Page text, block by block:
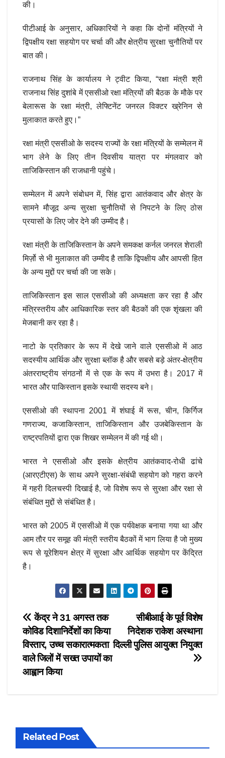
की।
पीटीआई के अनुसार, अधिकारियों ने कहा कि दोनों मंत्रियों ने
द्विपक्षीय रक्षा सहयोग पर चर्चा की और क्षेत्रीय सुरक्षा चुनौतियों पर
बात की।
राजनाथ सिंह के कार्यालय ने ट्वीट किया, “रक्षा मंत्री श्री
राजनाथ सिंह दुशांबे में एससीओ रक्षा मंत्रियों की बैठक के मौके पर
बेलारूस के रक्षा मंत्री, लेफ्टिनेंट जनरल विक्टर ख्रेनिन से
मुलाकात करते हुए।”
रक्षा मंत्री एससीओ के सदस्य राज्यों के रक्षा मंत्रियों के सम्मेलन में
भाग लेने के लिए तीन दिवसीय यात्रा पर मंगलवार को
ताजिकिस्तान की राजधानी पहुंचे।
सम्मेलन में अपने संबोधन में, सिंह द्वारा आतंकवाद और क्षेत्र के
सामने मौजूद अन्य सुरक्षा चुनौतियों से निपटने के लिए ठोस
प्रयासों के लिए जोर देने की उम्मीद है।
रक्षा मंत्री के ताजिकिस्तान के अपने समकक्ष कर्नल जनरल शेराली
मिर्ज़ो से भी मुलाकात की उम्मीद है ताकि द्विपक्षीय और आपसी हित
के अन्य मुद्दों पर चर्चा की जा सके।
ताजिकिस्तान इस साल एससीओ की अध्यक्षता कर रहा है और
मंत्रिस्तरीय और आधिकारिक स्तर की बैठकों की एक शृंखला की
मेजबानी कर रहा है।
नाटो के प्रतिकार के रूप में देखे जाने वाले एससीओ में आठ
सदस्यीय आर्थिक और सुरक्षा ब्लॉक है और सबसे बड़े अंतर-क्षेत्रीय
अंतरराष्ट्रीय संगठनों में से एक के रूप में उभरा है। 2017 में
भारत और पाकिस्तान इसके स्थायी सदस्य बने।
एससीओ की स्थापना 2001 में शंघाई में रूस, चीन, किर्गिज
गणराज्य, कजाकिस्तान, ताजिकिस्तान और उजबेकिस्तान के
राष्ट्रपतियों द्वारा एक शिखर सम्मेलन में की गई थी।
भारत ने एससीओ और इसके क्षेत्रीय आतंकवाद-रोधी ढांचे
(आरएटीएस) के साथ अपने सुरक्षा-संबंधी सहयोग को गहरा करने
में गहरी दिलचस्पी दिखाई है, जो विशेष रूप से सुरक्षा और रक्षा से
संबंधित मुद्दों से संबंधित है।
भारत को 2005 में एससीओ में एक पर्यवेक्षक बनाया गया था और
आम तौर पर समूह की मंत्री स्तरीय बैठकों में भाग लिया है जो मुख्य
रूप से यूरेशियन क्षेत्र में सुरक्षा और आर्थिक सहयोग पर केंद्रित
है।
Post
navigation
सीबीआई के पूर्व विशेष
निदेशक राकेश अस्थाना
दिल्ली पुलिस आयुक्त नियुक्त
केंद्र ने 31 अगस्त तक
कोविड दिशानिर्देशों का किया
विस्तार, उच्च सकारात्मकता
वाले जिलों में सख्त उपायों का
आह्वान किया
Related Post